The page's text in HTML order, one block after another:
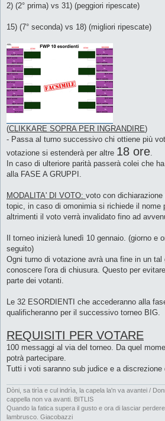
2) (2° prima) vs 31) (peggiori ripescate)
15) (7° seconda) vs 18) (migliori ripescate)
(CLIKKARE SOPRA PER INGRANDIRE)
- Passa al turno successivo chi ottiene più
votazione si estenderà per altre 18 ore
In caso di ulteriore parità passerà colei che
alla FASE A GRUPPI.
MODALITA' DI VOTO: voto con
topic, in caso di omonimia si richiede il nome
altrimenti il voto verrà invalidato fino ad
Il torneo inizierà lunedì 10 gennaio. (giorno e
seguito)
Ogni turno di votazione avrà una fine in un tal
conoscere l'ora di chiusura. Questo per
parte dei votanti.
Le 32 ESORDIENTI che accederanno alla
qualificheranno per il successivo torneo BIG.
REQUISITI PER VOTARE
100 messaggi al via del torneo. Da quel
potrà partecipare.
Tutti i voti saranno sub judice e a discrezione
Dòni, sa tirìa e cul indrìa, la capela la'n va avantei /
cappella non va avanti. BITLIS
Quando la fatica supera il gusto e ora di lasciar
lambrusco. Giacobazzi